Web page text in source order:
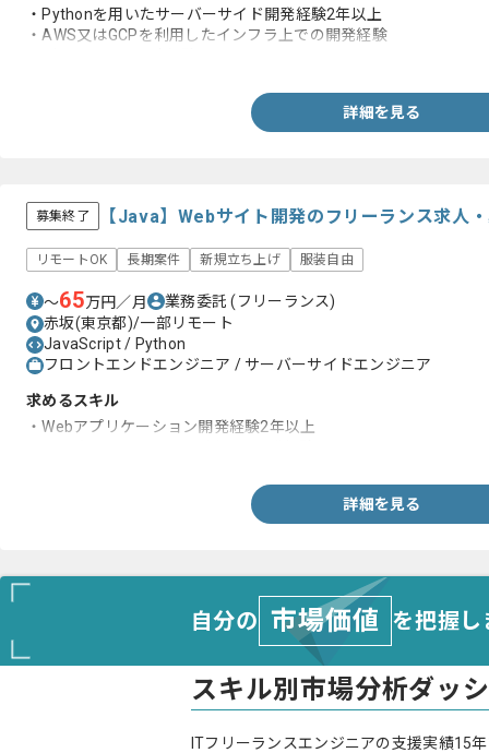
・Pythonを用いたサーバーサイド開発経験2年以上
・AWS又はGCPを利用したインフラ上での開発経験
詳細を見る
募集終了 【Java】Webサイト開発のフリーランス求人
リモートOK 長期案件 新規立ち上げ 服装自由
〜65万円／月 業務委託(フリーランス)
赤坂(東京都)/一部リモート
JavaScript / Python
フロントエンドエンジニア / サーバーサイドエンジニア
求めるスキル
・Webアプリケーション開発経験2年以上
詳細を見る
自分の 市場価値 を把握
スキル別市場分析ダッ
ITフリーランスエンジニアの支援実績15